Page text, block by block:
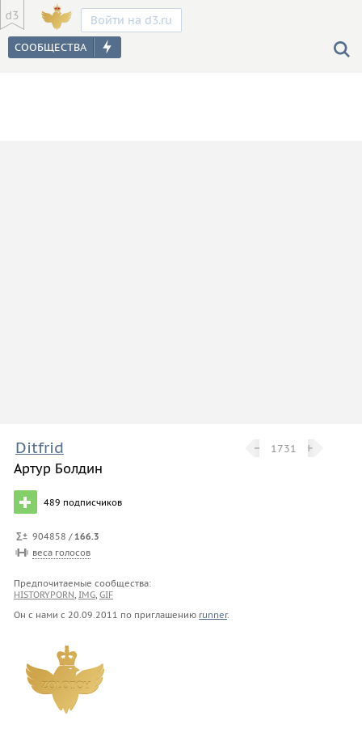
Войти на d3.ru
− −1731+ +
Ditfrid
Артур Болдин
489 подписчиков
904858 / 166.3
веса голосов
Предпочитаемые сообщества:
HISTORYPORN, IMG, GIF
Он с нами с 20.09.2011 по приглашению runner.